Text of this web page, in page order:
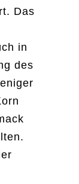
Das
in
des